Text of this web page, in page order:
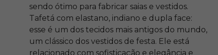
sendo ótimo para fabricar saias e vestidos.
Tafetá com elastano, indiano e dupla face:
esse é um dos tecidos mais antigos do mundo,
um clássico dos vestidos de festa. Ele está
relacionado com sofisticação e elegância e